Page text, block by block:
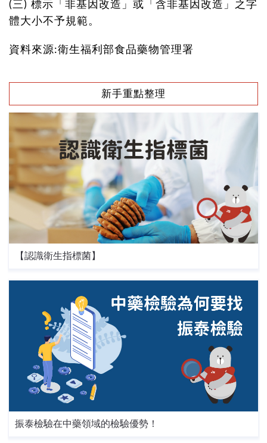
(三) 標示「非基因改造」或「含非基因改造」之字
體大小不予規範。
資料來源:衛生福利部食品藥物管理署
新手重點整理
【認識衛生指標菌】
振泰檢驗在中藥領域的檢驗優勢！